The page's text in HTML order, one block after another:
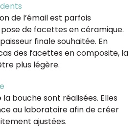
de l’émail est parfois
de facettes en céramique.
finale souhaitée. En
des facettes en composite, la
plus légère.
bouche sont réalisées. Elles
au laboratoire afin de créer
ajustées.